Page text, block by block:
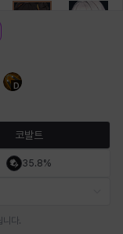
D
코발트
35.8%
니다.